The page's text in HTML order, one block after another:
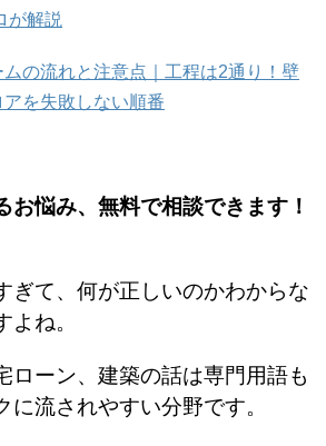
が解説
の流れと注意点｜工程は2通り！壁
を失敗しない順番
悩み、無料で相談できます！
ぎて、何が正しいのかわからな
よね。
ローン、建築の話は専門用語も
に流されやすい分野です。